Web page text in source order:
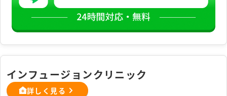
インフュージョンクリニック
詳しく見る